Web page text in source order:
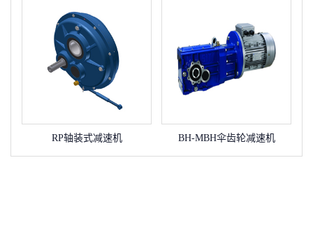
RP轴装式减速机 BH-MBH伞齿轮减速机